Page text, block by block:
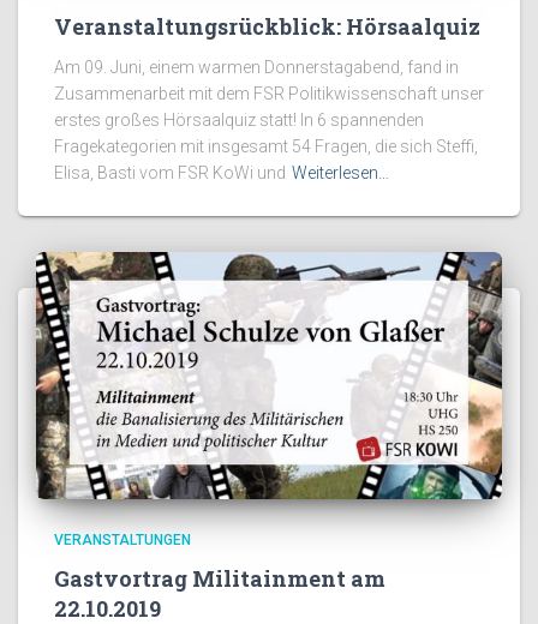
Veranstaltungsrückblick: Hörsaalquiz
Am 09. Juni, einem warmen Donnerstagabend, fand in
Zusammenarbeit mit dem FSR Politikwissenschaft unser
erstes großes Hörsaalquiz statt! In 6 spannenden
Fragekategorien mit insgesamt 54 Fragen, die sich Steffi,
Elisa, Basti vom FSR KoWi und Weiterlesen…
VERANSTALTUNGEN
Gastvortrag Militainment am
22.10.2019